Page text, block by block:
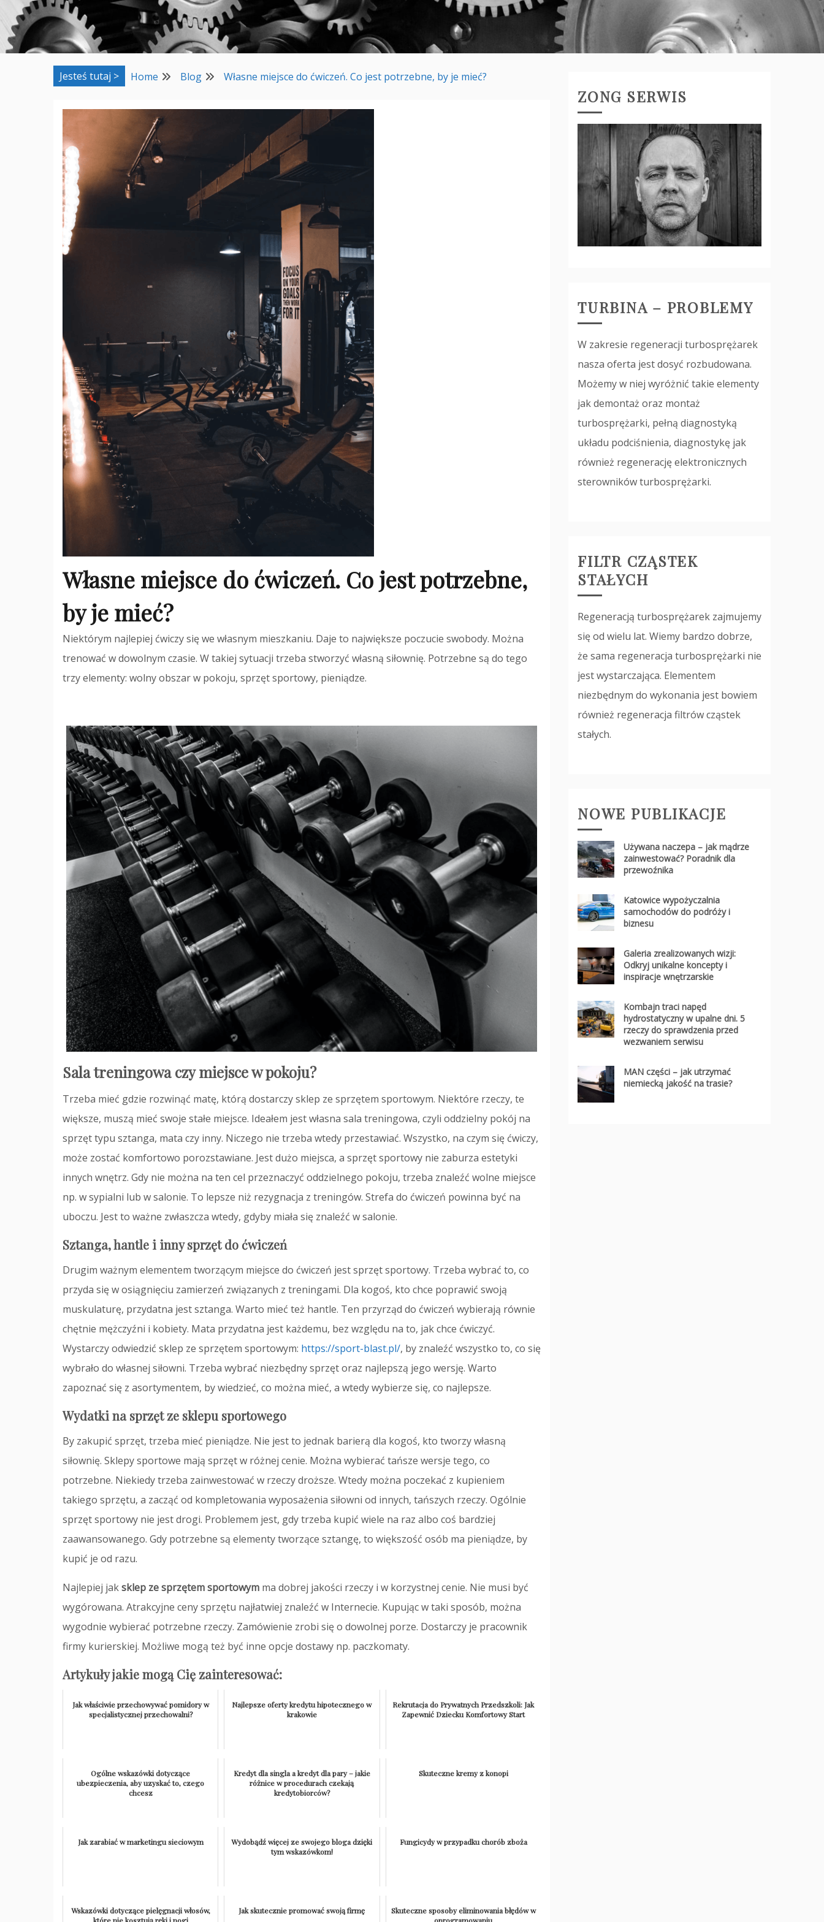
Jesteś tutaj > Home Blog Własne miejsce do ćwiczeń. Co jest potrzebne, by je mieć?
Własne miejsce do ćwiczeń. Co jest potrzebne,
by je mieć?
Niektórym najlepiej ćwiczy się we własnym mieszkaniu. Daje to największe poczucie swobody. Można
trenować w dowolnym czasie. W takiej sytuacji trzeba stworzyć własną siłownię. Potrzebne są do tego
trzy elementy: wolny obszar w pokoju, sprzęt sportowy, pieniądze.
Sala treningowa czy miejsce w pokoju?
Trzeba mieć gdzie rozwinąć matę, którą dostarczy sklep ze sprzętem sportowym. Niektóre rzeczy, te
większe, muszą mieć swoje stałe miejsce. Ideałem jest własna sala treningowa, czyli oddzielny pokój na
sprzęt typu sztanga, mata czy inny. Niczego nie trzeba wtedy przestawiać. Wszystko, na czym się ćwiczy,
może zostać komfortowo porozstawiane. Jest dużo miejsca, a sprzęt sportowy nie zaburza estetyki
innych wnętrz. Gdy nie można na ten cel przeznaczyć oddzielnego pokoju, trzeba znaleźć wolne miejsce
np. w sypialni lub w salonie. To lepsze niż rezygnacja z treningów. Strefa do ćwiczeń powinna być na
uboczu. Jest to ważne zwłaszcza wtedy, gdyby miała się znaleźć w salonie.
Sztanga, hantle i inny sprzęt do ćwiczeń
Drugim ważnym elementem tworzącym miejsce do ćwiczeń jest sprzęt sportowy. Trzeba wybrać to, co
przyda się w osiągnięciu zamierzeń związanych z treningami. Dla kogoś, kto chce poprawić swoją
muskulaturę, przydatna jest sztanga. Warto mieć też hantle. Ten przyrząd do ćwiczeń wybierają równie
chętnie mężczyźni i kobiety. Mata przydatna jest każdemu, bez względu na to, jak chce ćwiczyć.
Wystarczy odwiedzić sklep ze sprzętem sportowym: https://sport-blast.pl/, by znaleźć wszystko to, co się
wybrało do własnej siłowni. Trzeba wybrać niezbędny sprzęt oraz najlepszą jego wersję. Warto
zapoznać się z asortymentem, by wiedzieć, co można mieć, a wtedy wybierze się, co najlepsze.
Wydatki na sprzęt ze sklepu sportowego
By zakupić sprzęt, trzeba mieć pieniądze. Nie jest to jednak barierą dla kogoś, kto tworzy własną
siłownię. Sklepy sportowe mają sprzęt w różnej cenie. Można wybierać tańsze wersje tego, co
potrzebne. Niekiedy trzeba zainwestować w rzeczy droższe. Wtedy można poczekać z kupieniem
takiego sprzętu, a zacząć od kompletowania wyposażenia siłowni od innych, tańszych rzeczy. Ogólnie
sprzęt sportowy nie jest drogi. Problemem jest, gdy trzeba kupić wiele na raz albo coś bardziej
zaawansowanego. Gdy potrzebne są elementy tworzące sztangę, to większość osób ma pieniądze, by
kupić je od razu.
Najlepiej jaksklep ze sprzętem sportowym ma dobrej jakości rzeczy i w korzystnej cenie. Nie musi być
wygórowana. Atrakcyjne ceny sprzętu najłatwiej znaleźć w Internecie. Kupując w taki sposób, można
wygodnie wybierać potrzebne rzeczy. Zamówienie zrobi się o dowolnej porze. Dostarczy je pracownik
firmy kurierskiej. Możliwe mogą też być inne opcje dostawy np. paczkomaty.
Artykuły jakie mogą Cię zainteresować:
Jak właściwie przechowywać pomidory w
specjalistycznej przechowalni?
Najlepsze oferty kredytu hipotecznego w
krakowie
Rekrutacja do Prywatnych Przedszkoli: Jak
Zapewnić Dziecku Komfortowy Start
Ogólne wskazówki dotyczące
ubezpieczenia, aby uzyskać to, czego
chcesz
Kredyt dla singla a kredyt dla pary – jakie
różnice w procedurach czekają
kredytobiorców?
Skuteczne kremy z konopi
Jak zarabiać w marketingu sieciowym
Wydobądź więcej ze swojego bloga dzięki
tym wskazówkom!
Fungicydy w przypadku chorób zboża
Wskazówki dotyczące pielęgnacji włosów,
Jak skutecznie promować swoją firmę
Skuteczne sposoby eliminowania błędów w
ZONG SERWIS
TURBINA – PROBLEMY
W zakresie regeneracji turbosprężarek
nasza oferta jest dosyć rozbudowana.
Możemy w niej wyróżnić takie elementy
jak demontaż oraz montaż
turbosprężarki, pełną diagnostyką
układu podciśnienia, diagnostykę jak
również regenerację elektronicznych
sterowników turbosprężarki.
FILTR CZĄSTEK
STAŁYCH
Regeneracją turbosprężarek zajmujemy
się od wielu lat. Wiemy bardzo dobrze,
że sama regeneracja turbosprężarki nie
jest wystarczająca. Elementem
niezbędnym do wykonania jest bowiem
również regeneracja filtrów cząstek
stałych.
NOWE PUBLIKACJE
Używana naczepa – jak mądrze
zainwestować? Poradnik dla
przewoźnika
Katowice wypożyczalnia
samochodów do podróży i
biznesu
Galeria zrealizowanych wizji:
Odkryj unikalne koncepty i
inspiracje wnętrzarskie
Kombajn traci napęd
hydrostatyczny w upalne dni. 5
rzeczy do sprawdzenia przed
wezwaniem serwisu
MAN części – jak utrzymać
niemiecką jakość na trasie?